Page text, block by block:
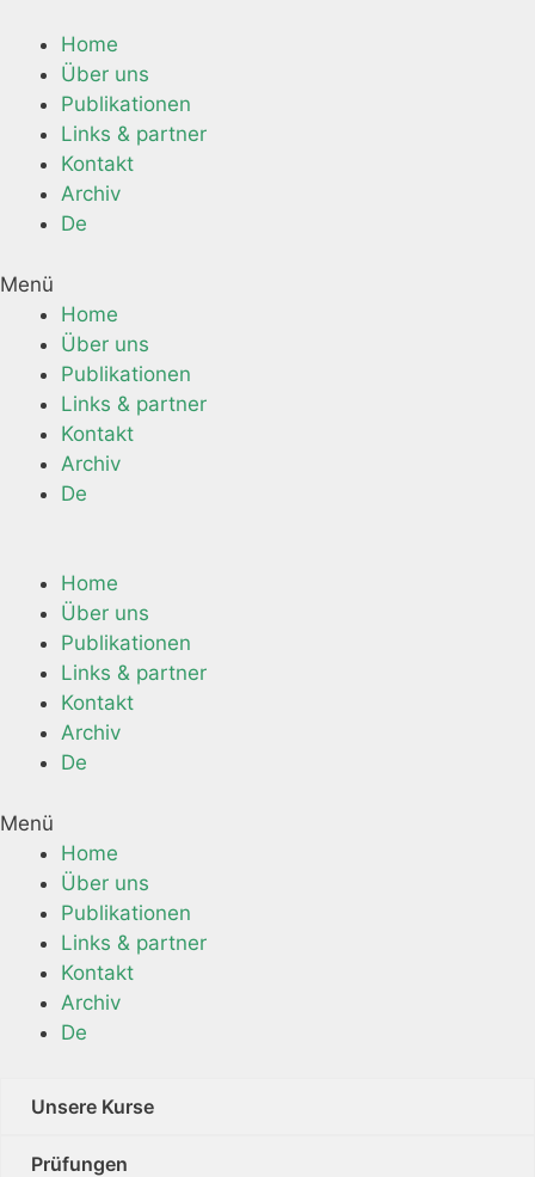
Inhalt
Home
Über uns
Publikationen
Links & partner
Kontakt
Archiv
De
Menü
Home
Über uns
Publikationen
Links & partner
Kontakt
Archiv
De
Home
Über uns
Publikationen
Links & partner
Kontakt
Archiv
De
Menü
Home
Über uns
Publikationen
Links & partner
Kontakt
Archiv
De
Unsere Kurse
Prüfungen